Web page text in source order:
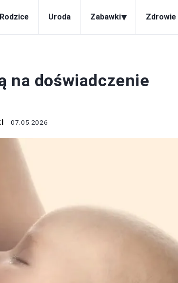
Rodzice Uroda Zabawki▾ Zdrowie
na doświadczenie
07.05.2026